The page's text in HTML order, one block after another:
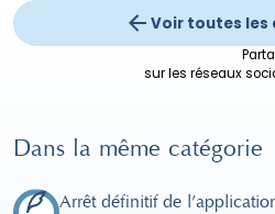
Voir toutes
sur les réseaux
Dans la même catégorie
Arrêt définitif de